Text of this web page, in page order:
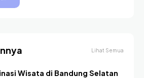
Lihat Semua
Wisata di Bandung Selatan